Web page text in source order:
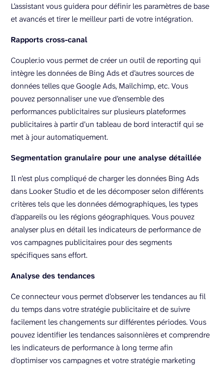
L’assistant vous guidera pour définir les paramètres de base
et avancés et tirer le meilleur parti de votre intégration.
Rapports cross-canal
Coupler.io vous permet de créer un outil de reporting qui
intègre les données de Bing Ads et d’autres sources de
données telles que Google Ads, Mailchimp, etc. Vous
pouvez personnaliser une vue d’ensemble des
performances publicitaires sur plusieurs plateformes
publicitaires à partir d’un tableau de bord interactif qui se
met à jour automatiquement.
Segmentation granulaire pour une analyse détaillée
Il n’est plus compliqué de charger les données Bing Ads
dans Looker Studio et de les décomposer selon différents
critères tels que les données démographiques, les types
d’appareils ou les régions géographiques. Vous pouvez
analyser plus en détail les indicateurs de performance de
vos campagnes publicitaires pour des segments
spécifiques sans effort.
Analyse des tendances
Ce connecteur vous permet d’observer les tendances au fil
du temps dans votre stratégie publicitaire et de suivre
facilement les changements sur différentes périodes. Vous
pouvez identifier les tendances saisonnières et comprendre
les indicateurs de performance à long terme afin
d’optimiser vos campagnes et votre stratégie marketing